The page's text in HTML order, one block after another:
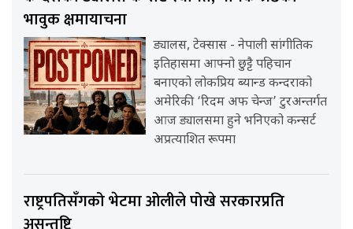
भावुक क्षमायाचना
ड्यालस, टेक्सास - नेपाली सांगीतिक
इतिहासमा आफ्नो छुट्टै पहिचान
बनाएको लोकप्रिय ब्यान्ड कन्दराको
अमेरिकी ‘रिदम अफ चेन्ज’ टुरअन्तर्गत
आज ड्यालसमा हुने भनिएको कन्सर्ट
अप्रत्याशित रूपमा
राष्ट्रपतिसँगको भेटमा ओलीले पोखे सरकारप्रति